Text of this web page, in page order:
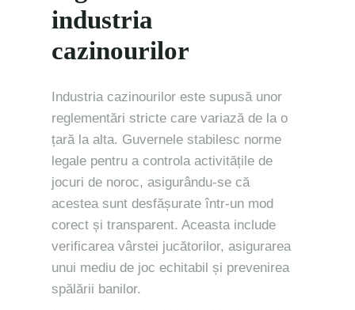
industria
cazinourilor
Industria cazinourilor este supusă unor
reglementări stricte care variază de la o
țară la alta. Guvernele stabilesc norme
legale pentru a controla activitățile de
jocuri de noroc, asigurându-se că
acestea sunt desfășurate într-un mod
corect și transparent. Aceasta include
verificarea vârstei jucătorilor, asigurarea
unui mediu de joc echitabil și prevenirea
spălării banilor.